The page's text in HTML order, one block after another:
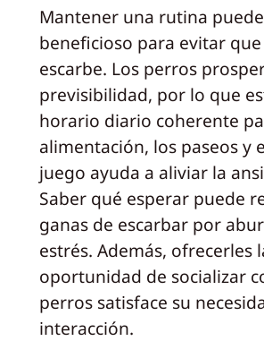
Mantener una rutina
beneficioso para evitar
escarbe. Los perros
previsibilidad, por lo que
horario diario coherente
alimentación, los paseos y
juego ayuda a aliviar la
Saber qué esperar puede
ganas de escarbar por
estrés. Además, ofrecerles
oportunidad de socializar
perros satisface su
interacción.